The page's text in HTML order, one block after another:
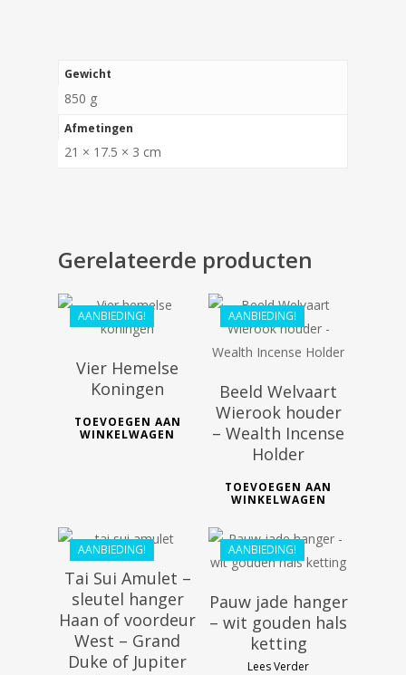
Gewicht
850 g
Afmetingen
21 × 17.5 × 3 cm
Gerelateerde producten
AANBIEDING!
€68.99
Vier Hemelse
Koningen
TOEVOEGEN AAN
WINKELWAGEN
AANBIEDING!
€39.99
Beeld Welvaart
Wierook houder
– Wealth Incense
Holder
TOEVOEGEN AAN
WINKELWAGEN
AANBIEDING!
Tai Sui Amulet –
sleutel hanger
Haan of voordeur
West – Grand
Duke of Jupiter
AANBIEDING!
€116.99
€ 105.29
Pauw jade hanger
– wit gouden hals
ketting
Lees Verder